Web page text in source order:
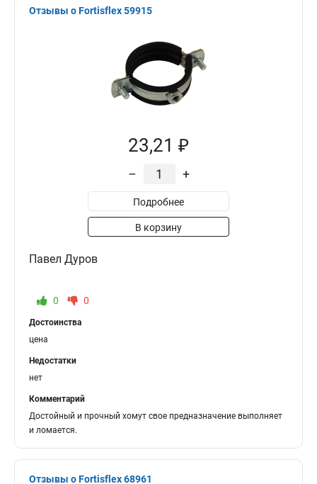
Отзывы о Fortisflex 59915
23,21 ₽
– +
Подробнее
В корзину
Павел Дуров
0 0
Достоинства
цена
Недостатки
нет
Комментарий
Достойный и прочный хомут свое предназначение выполняет
и ломается.
Отзывы о Fortisflex 68961